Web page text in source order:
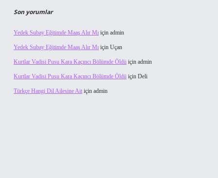
Son yorumlar
Yedek Subay Eğitimde Maaş Alır Mı için admin
Yedek Subay Eğitimde Maaş Alır Mı için Uçan
Kurtlar Vadisi Pusu Kara Kaçıncı Bölümde Öldü için admin
Kurtlar Vadisi Pusu Kara Kaçıncı Bölümde Öldü için Deli
Türkçe Hangi Dil Ailesine Ait için admin